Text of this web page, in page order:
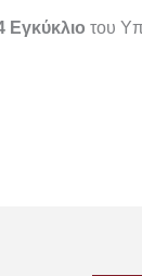
Εγκύκλιο του